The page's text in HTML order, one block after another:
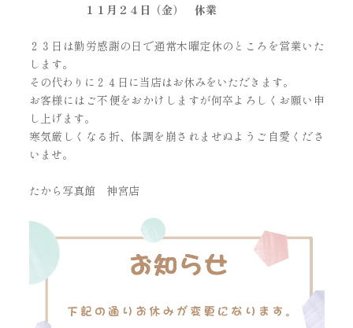
１１月２４日（金）
休業
２３日は勤労感謝の日で通常木曜定休のところを営業いた
します。
その代わりに２４日に当店はお休みをいただきます。
お客様にはご不便をおかけしますが何卒よろしくお願い申
し上げます。
寒気厳しくなる折、体調を崩されませぬようご自愛くださ
いませ。
たから写真館 神宮店